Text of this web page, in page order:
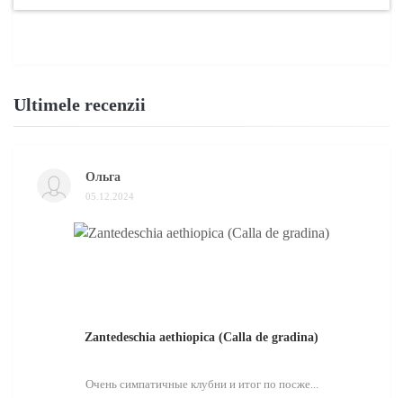
Ultimele recenzii
Ольга
05.12.2024
Zantedeschia aethiopica (Calla de gradina)
Очень симпатичные клубни и итог по посже...